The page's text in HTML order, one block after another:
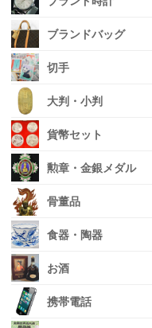
ブランドバッグ
切手
大判・小判
貨幣セット
勲章・金銀メダル
骨董品
食器・陶器
お酒
携帯電話